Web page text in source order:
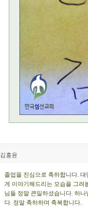
김홍윤
졸업을 진심으로 축하합니다.
게 이야기해드리는 모습을 그려
님들 정말 큰일하셨습니다. 하
다. 정말 축하하며 축복합니다.